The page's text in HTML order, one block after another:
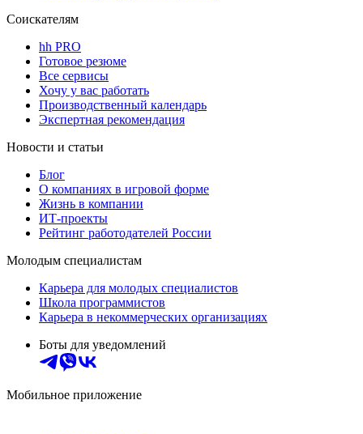
Соискателям
hh PRO
Готовое резюме
Все сервисы
Хочу у вас работать
Производственный календарь
Экспертная рекомендация
Новости и статьи
Блог
О компаниях в игровой форме
Жизнь в компании
ИТ-проекты
Рейтинг работодателей России
Молодым специалистам
Карьера для молодых специалистов
Школа программистов
Карьера в некоммерческих организациях
Боты для уведомлений
Мобильное приложение